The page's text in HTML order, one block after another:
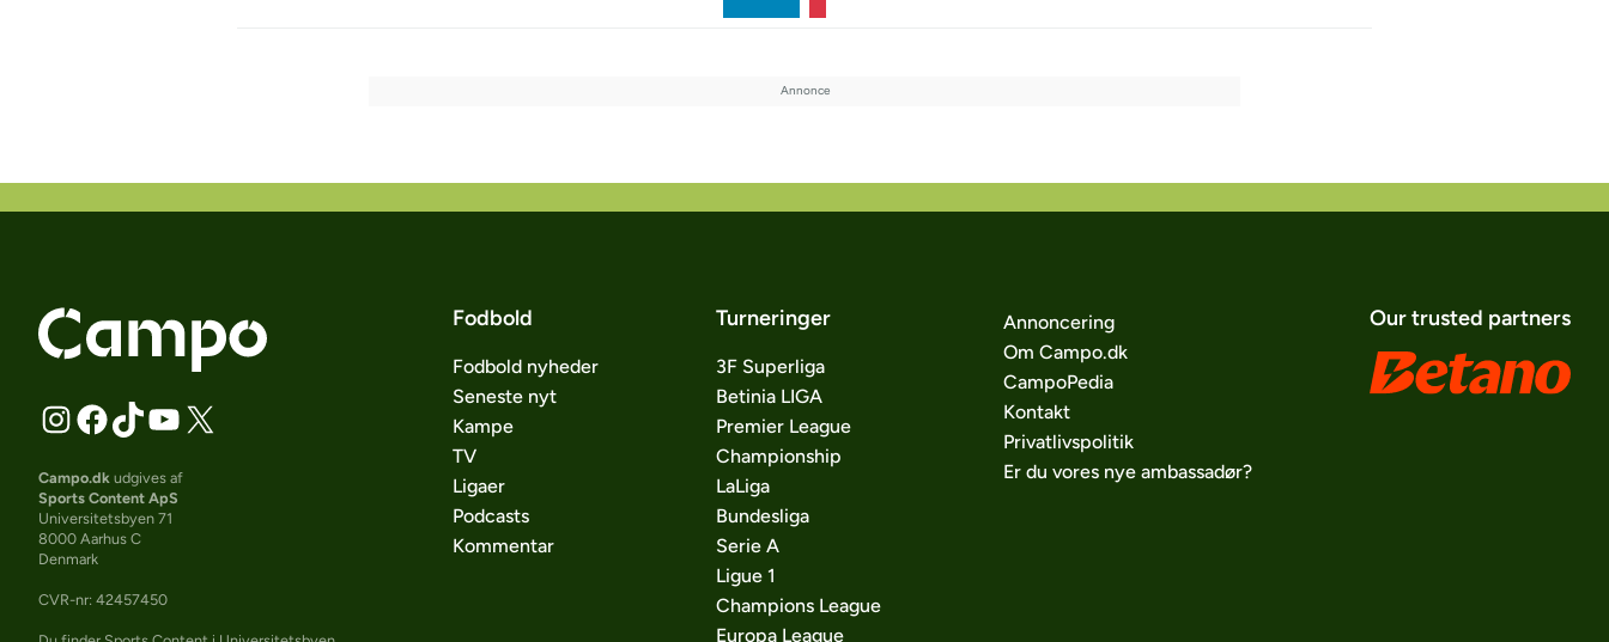
Campo.dk udgives af
Sports Content ApS
Universitetsbyen 71
8000 Aarhus C
Denmark
CVR-nr: 42457450
Fodbold
Fodbold nyheder
Seneste nyt
Kampe
TV
Ligaer
Podcasts
Kommentar
Turneringer
3F Superliga
Betinia LIGA
Premier League
Championship
LaLiga
Bundesliga
Serie A
Ligue 1
Champions League
Europa League
Annoncering
Om Campo.dk
CampoPedia
Kontakt
Privatlivspolitik
Er du vores nye ambassadør?
Our trusted partners